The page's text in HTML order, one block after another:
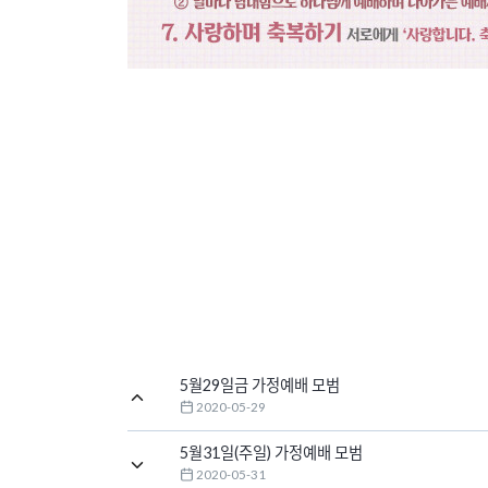
5월29일금 가정예배 모범
2020-05-29
5월31일(주일) 가정예배 모범
2020-05-31